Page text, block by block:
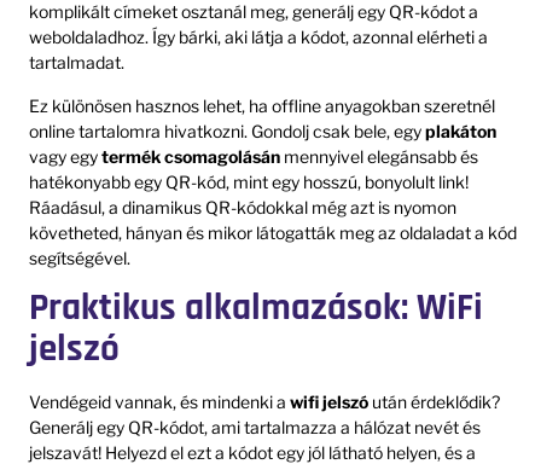
komplikált címeket osztanál meg, generálj egy QR-kódot a
weboldaladhoz. Így bárki, aki látja a kódot, azonnal elérheti a
tartalmadat.
Ez különösen hasznos lehet, ha offline anyagokban szeretnél
online tartalomra hivatkozni. Gondolj csak bele, egyplakáton
vagy egytermék csomagolásán mennyivel elegánsabb és
hatékonyabb egy QR-kód, mint egy hosszú, bonyolult link!
Ráadásul, a dinamikus QR-kódokkal még azt is nyomon
követheted, hányan és mikor látogatták meg az oldaladat a kód
segítségével.
Praktikus alkalmazások: WiFi
jelszó
Vendégeid vannak, és mindenki a wifi jelszó után érdeklődik?
Generálj egy QR-kódot, ami tartalmazza a hálózat nevét és
jelszavát! Helyezd el ezt a kódot egy jól látható helyen, és a